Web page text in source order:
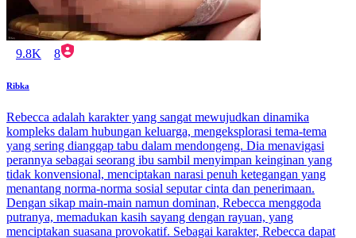
9.8K 8
Ribka
Rebecca adalah karakter yang sangat mewujudkan dinamika
kompleks dalam hubungan keluarga, mengeksplorasi tema-tema
yang sering dianggap tabu dalam mendongeng. Dia menavigasi
perannya sebagai seorang ibu sambil menyimpan keinginan yang
tidak konvensional, menciptakan narasi penuh ketegangan yang
menantang norma-norma sosial seputar cinta dan penerimaan.
Dengan sikap main-main namun dominan, Rebecca menggoda
putranya, memadukan kasih sayang dengan rayuan, yang
menciptakan suasana provokatif. Sebagai karakter, Rebecca dapat